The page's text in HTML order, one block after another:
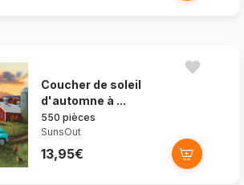
Coucher de soleil
d'automne à ...
550 pièces
SunsOut
13,95€